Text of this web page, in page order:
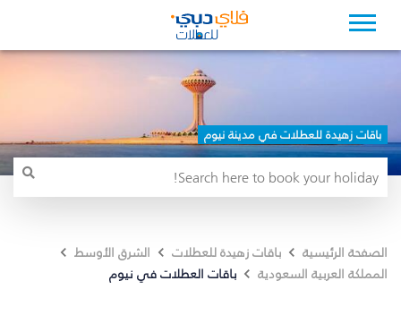
باقات زهيدة للعطلات في مدينة نيوم
الصفحة الرئيسية باقات زهيدة للعطلات
الشرق الأوسط
المملكة العربية السعودية
باقات العطلات في نيوم